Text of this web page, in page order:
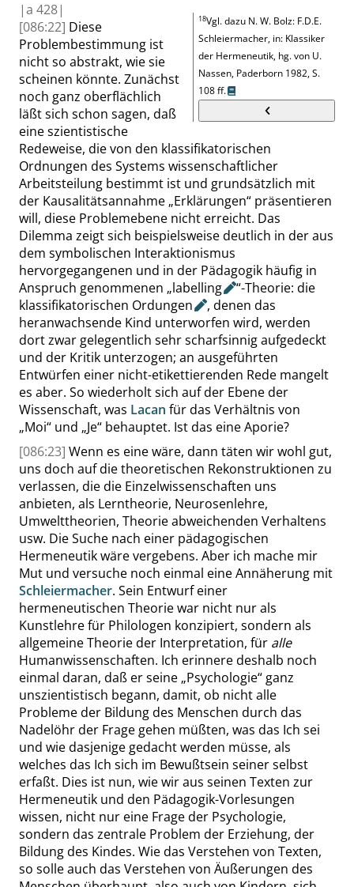
18Vgl. dazu N. W. Bolz: F.D.E.
Schleiermacher, in: Klassiker
der Hermeneutik, hg. von U.
Nassen, Paderborn 1982, S.
108 ff.
|a 428|
[086:22] Diese
Problembestimmung ist
nicht so abstrakt, wie sie
scheinen könnte. Zunächst
noch ganz oberflächlich
läßt sich schon sagen, daß
eine szientistische
Redeweise, die von den klassifikatorischen
Ordnungen des Systems wissenschaftlicher
Arbeitsteilung bestimmt ist und grundsätzlich mit
der Kausalitätsannahme „Erklärungen“ präsentieren
will, diese Problemebene nicht erreicht. Das
Dilemma zeigt sich beispielsweise deutlich in der aus
dem symbolischen Interaktionismus
hervorgegangenen und in der Pädagogik häufig in
Anspruch genommenen „labelling “-Theorie: die
klassifikatorischen Ordungen
, denen das
heranwachsende Kind unterworfen wird, werden
dort zwar gelegentlich sehr scharfsinnig aufgedeckt
und der Kritik unterzogen; an ausgeführten
Entwürfen einer nicht-etikettierenden Rede mangelt
es aber. So wiederholt sich auf der Ebene der
Wissenschaft, was Lacan für das Verhältnis von
„Moi“ und „Je“ behauptet. Ist das eine Aporie?
[086:23] Wenn es eine wäre, dann täten wir wohl gut,
uns doch auf die theoretischen Rekonstruktionen zu
verlassen, die die Einzelwissenschaften uns
anbieten, als Lerntheorie, Neurosenlehre,
Umwelttheorien, Theorie abweichenden Verhaltens
usw. Die Suche nach einer pädagogischen
Hermeneutik wäre vergebens. Aber ich mache mir
Mut und versuche noch einmal eine Annäherung mit
Schleiermacher. Sein Entwurf einer
hermeneutischen Theorie war nicht nur als
Kunstlehre für Philologen konzipiert, sondern als
allgemeine Theorie der Interpretation, für alle
Humanwissenschaften. Ich erinneredeshalb noch
einmal daran, daß er seine „Psychologie“ ganz
unszientistisch begann, damit, ob nicht alle
Probleme der Bildung des Menschen durch das
Nadelöhr der Frage gehen müßten, was das Ich sei
und wie dasjenige gedacht werden müsse, als
welches das Ich sich im Bewußtsein seiner selbst
erfaßt. Dies ist nun, wie wir aus seinen Texten zur
Hermeneutik und den Pädagogik-Vorlesungen
wissen, nicht nur eine Frage der Psychologie,
sondern das zentrale Problem der Erziehung, der
Bildung des Kindes. Wie das Verstehen von Texten,
so solle auch das Verstehen von Äußerungen des